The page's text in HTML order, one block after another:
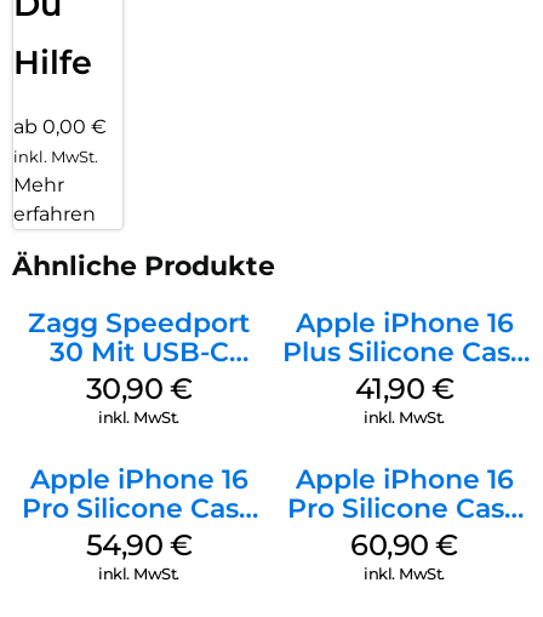
Hilfe
ab 0,00 €
inkl. MwSt.
Mehr
erfahren
Ähnliche Produkte
Zagg Speedport
30 Mit USB-C
Kabel Weiß
30,90 €
inkl. MwSt.
Apple iPhone 16
Plus Silicone Case
MagSafe Stone
Gray
41,90 €
inkl. MwSt.
Apple iPhone 16
Pro Silicone Case
MagSafe Black
54,90 €
inkl. MwSt.
Apple iPhone 16
Pro Silicone Case
MagSafe Stone
Gray
60,90€
inkl. MwSt.